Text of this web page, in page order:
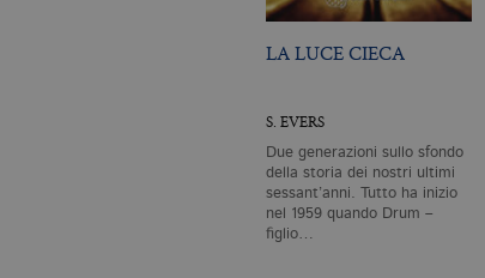
LA LUCE CIECA
S. EVERS
Due generazioni sullo sfondo
della storia dei nostri ultimi
sessant’anni. Tutto ha inizio
nel 1959 quando Drum –
figlio…